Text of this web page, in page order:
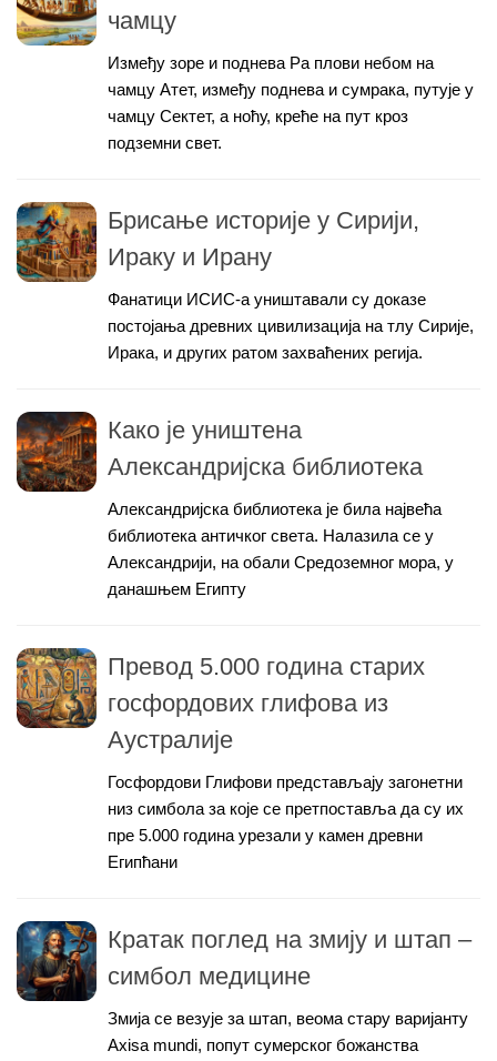
чамцу
Између зоре и поднева Ра плови небом на
чамцу Атет, између поднева и сумрака, путује у
чамцу Сектет, а ноћу, креће на пут кроз
подземни свет.
Брисање историје у Сирији,
Ираку и Ирану
Фанатици ИСИС-а уништавали су доказе
постојања древних цивилизација на тлу Сирије,
Ирака, и других ратом захваћених регија.
Како је уништена
Александријска библиотека
Александријска библиотека је била највећа
библиотека античког света. Налазила се у
Александрији, на обали Средоземног мора, у
данашњем Египту
Превод 5.000 година старих
госфордових глифова из
Аустралије
Госфордови Глифови представљају загонетни
низ симбола за које се претпоставља да су их
пре 5.000 година урезали у камен древни
Египћани
Кратак поглед на змију и штап –
симбол медицине
Змија се везује за штап, веома стару варијанту
Axisa mundi, попут сумерског божанства